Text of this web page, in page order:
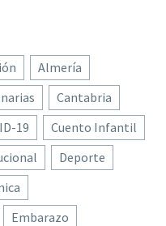
Almería
Cantabria
19
Cuento Infantil
Deporte
Embarazo